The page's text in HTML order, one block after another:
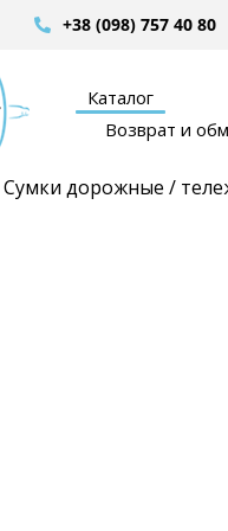
+38 (098) 757 40 80
Каталог
Возврат и
Сумки дорожные /